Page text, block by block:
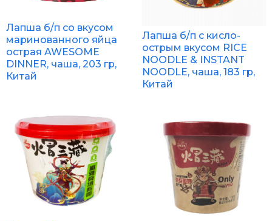
Лапша б/п со вкусом
маринованного яйца
острая AWESOME
DINNER, чаша, 203 гр,
Китай
Лапша б/п с кисло-
острым вкусом RICE
NOODLE & INSTANT
NOODLE, чаша, 183 гр,
Китай